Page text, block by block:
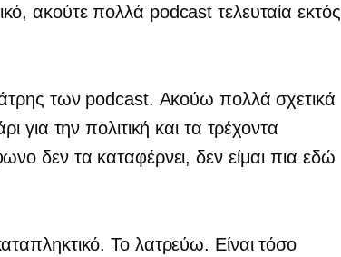
ακούτε πολλά podcast τελευταία εκτός
των podcast. Ακούω πολλά σχετικά
για την πολιτική και τα τρέχοντα
δεν τα καταφέρνει, δεν είμαι πια εδώ
Το λατρεύω. Είναι τόσο